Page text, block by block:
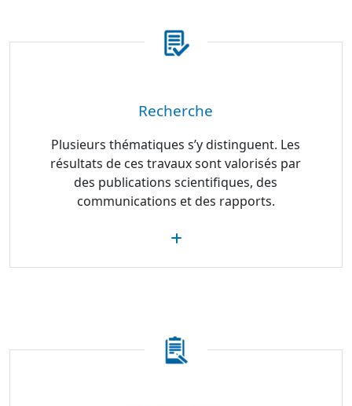
Recherche
Plusieurs thématiques s’y distinguent. Les
résultats de ces travaux sont valorisés par
des publications scientifiques, des
communications et des rapports.